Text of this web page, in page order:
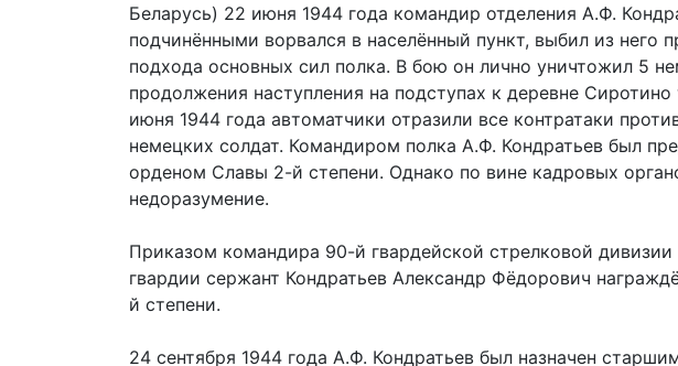
Беларусь) 22 июня 1944 года командир отделения А.Ф.
подчинёнными ворвался в населённый пункт, выбил из него
подхода основных сил полка. В бою он лично уничтожил 5
продолжения наступления на подступах к деревне
июня 1944 года автоматчики отразили все контратаки
немецких солдат. Командиром полка А.Ф. Кондратьев был
орденом Славы 2-й степени. Однако по вине кадровых
недоразумение.
Приказом командира 90-й гвардейской стрелковой дивизии
гвардии сержант Кондратьев Александр Фёдорович
й степени.
24 сентября 1944 года А.Ф. Кондратьев был назначен